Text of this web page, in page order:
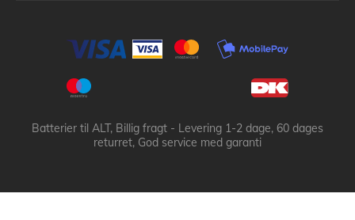
Batterier til ALT, Billig fragt - Levering 1-2 dage, 60 dages
returret, God service med garanti